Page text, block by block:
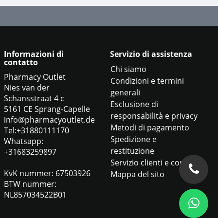
Informazioni di
contatto
Pharmacy Outlet
Nies van der
Schansstraat 4 c
5161 CE Sprang-Capelle
info@pharmacyoutlet.de
Tel:+31880111170
Whatsapp:
+31683259897
KvK nummer: 67503926
BTW nummer:
NL857034522B01
Servizio di assistenza
Chi siamo
Condizioni e termini
generali
Esclusione di
responsabilità e privacy
Metodi di pagamento
Spedizione e
restituzione
Servizio clienti e contatti
Mappa del sito